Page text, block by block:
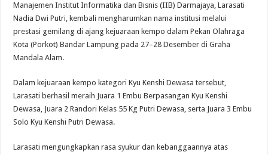
Manajemen Institut Informatika dan Bisnis (IIB) Darmajaya, Larasati
Nadia Dwi Putri, kembali mengharumkan nama institusi melalui
prestasi gemilang di ajang kejuaraan kempo dalam Pekan Olahraga
Kota (Porkot) Bandar Lampung pada 27–28 Desember di Graha
Mandala Alam.
Dalam kejuaraan kempo kategori Kyu Kenshi Dewasa tersebut,
Larasati berhasil meraih Juara 1 Embu Berpasangan Kyu Kenshi
Dewasa, Juara 2 Randori Kelas 55 Kg Putri Dewasa, serta Juara 3 Embu
Solo Kyu Kenshi Putri Dewasa.
Larasati mengungkapkan rasa syukur dan kebanggaannya atas